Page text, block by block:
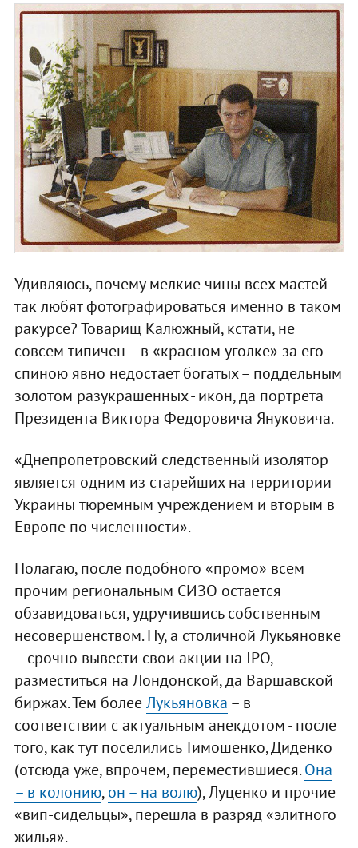
Удивляюсь, почему мелкие чины всех мастей
так любят фотографироваться именно в таком
ракурсе? Товарищ Калюжный, кстати, не
совсем типичен – в «красном уголке» за его
спиною явно недостает богатых – поддельным
золотом разукрашенных - икон, да портрета
Президента Виктора Федоровича Януковича.
«Днепропетровский следственный изолятор
является одним из старейших на территории
Украины тюремным учреждением и вторым в
Европе по численности».
Полагаю, после подобного «промо» всем
прочим региональным СИЗО остается
обзавидоваться, удручившись собственным
несовершенством. Ну, а столичной Лукьяновке
– срочно вывести свои акции на IPO,
разместиться на Лондонской, да Варшавской
биржах. Тем болееЛукьяновка – в
соответствии с актуальным анекдотом - после
того, как тут поселились Тимошенко, Диденко
(отсюда уже, впрочем, переместившиеся.Она
– в колонию,он – на волю), Луценко и прочие
«вип-сидельцы», перешла в разряд «элитного
жилья».